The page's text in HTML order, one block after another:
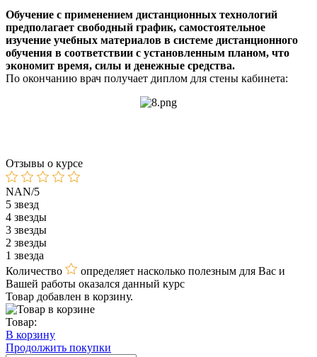
Обучение с применением дистанционных технологий
предполагает свободный график, самостоятельное
изучение учебных материалов в системе дистанционного
обучения в соответствии с установленным планом, что
экономит время, силы и денежные средства.
По окончанию врач получает диплом для стены кабинета:
Отзывы о курсе
NAN/5
5 звезд
4 звезды
3 звезды
2 звезды
1 звезда
Количество
определяет насколько полезным для Вас и
Вашей работы оказался данный курс
Товар добавлен в корзину.
Товар:
В корзину
Продолжить покупки